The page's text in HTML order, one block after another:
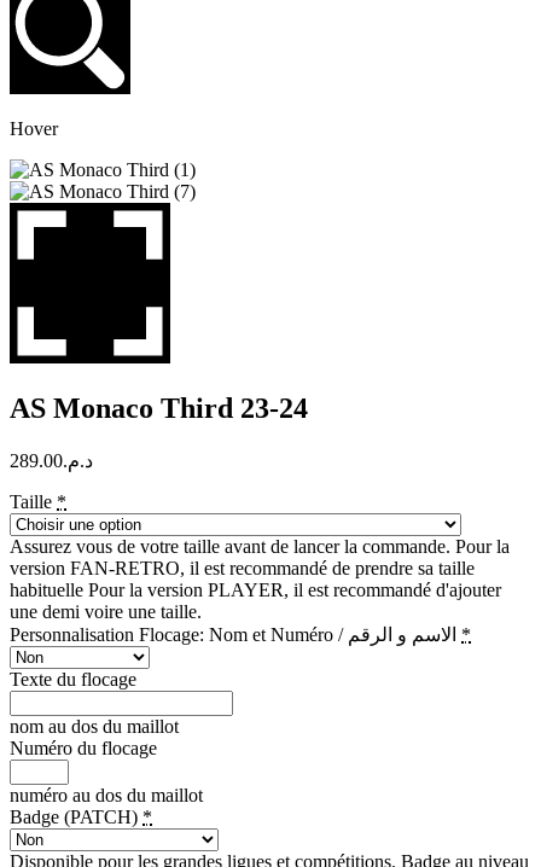
Hover
AS Monaco Third 23-24
د.م.289.00
Taille *
Assurez vous de votre taille avant de lancer la commande. Pour la
version FAN-RETRO, il est recommandé de prendre sa taille
habituelle Pour la version PLAYER, il est recommandé d'ajouter
une demi voire une taille.
Personnalisation Flocage: Nom et Numéro / الاسم و الرقم *
Texte du flocage
nom au dos du maillot
Numéro du flocage
numéro au dos du maillot
Badge (PATCH) *
Disponible pour les grandes ligues et compétitions. Badge au niveau